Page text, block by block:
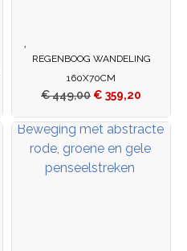
REGENBOOG WANDELING
160X70CM
€449,00 € 359,20